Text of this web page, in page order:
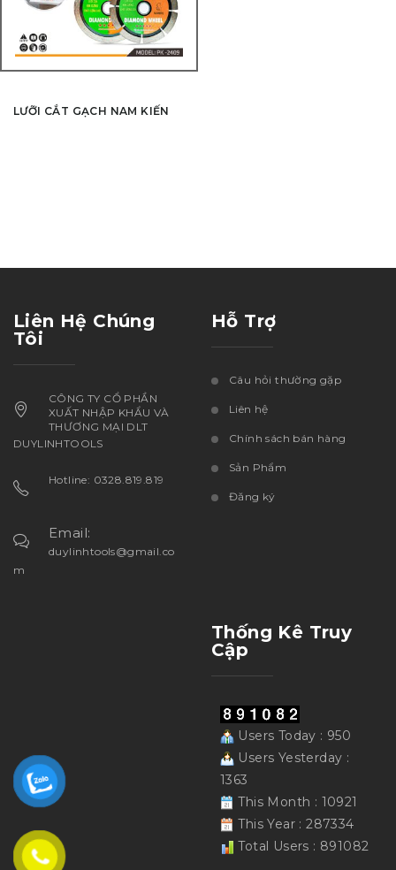
LƯỠI CẮT GẠCH NAM KIẾN
Liên Hệ Chúng
Tôi
CÔNG TY CỔ PHẦN
XUẤT NHẬP KHẨU VÀ
THƯƠNG MẠI DLT
DUYLINHTOOLS
Hotline: 0328.819.819
Email:
duylinhtools@gmail.co
m
Hỗ Trợ
Câu hỏi thường gặp
Liên hệ
Chính sách bán hàng
Sản Phẩm
Đăng ký
Thống Kê Truy
Cập
Users Today : 950
Users Yesterday :
1363
This Month : 10921
This Year : 287334
Total Users : 891082